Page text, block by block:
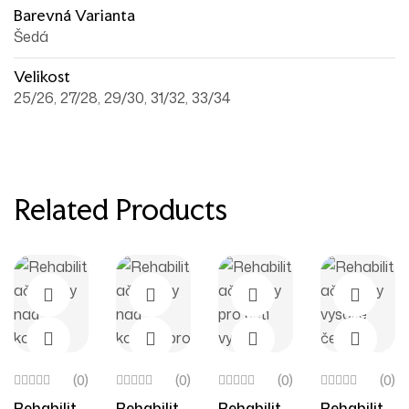
Barevná Varianta
Šedá
Velikost
25/26, 27/28, 29/30, 31/32, 33/34
Related Products
(0) (0) (0) (0)